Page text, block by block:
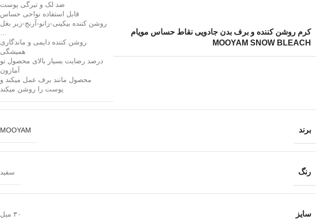
کرم روشن کننده و برف بدن جادویی نقاط حساس مویام
MOOYAM SNOW BLEACH
ضد لک و تیرگی پوست
قابل استفاده نواحی حساس
روشن کننده بیکینی-زانو-آرنج-زبر بغل
روشن کننده دایمی و ماندگاری
همیشگی
درصد رضایت بسیار بالای محصول تو
آمازون
محصول مانند برف عمل میکند و
پوست را روشن میکند
برند MOOYAM
رنگ سفید
سایز ۳۰ میل